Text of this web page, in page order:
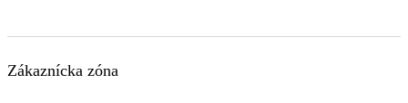
Zákaznícka zóna